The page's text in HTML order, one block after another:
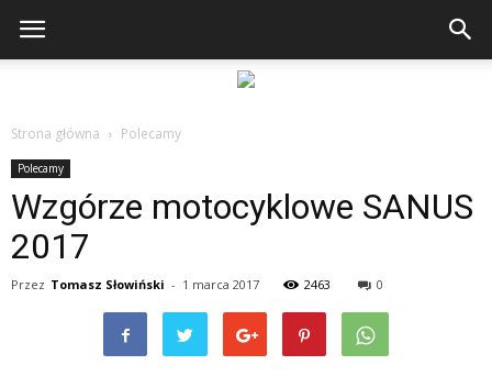
Strona główna Polecamy
Polecamy
Wzgórze motocyklowe SANUS
2017
Przez Tomasz Słowiński - 1 marca 2017 2463 0